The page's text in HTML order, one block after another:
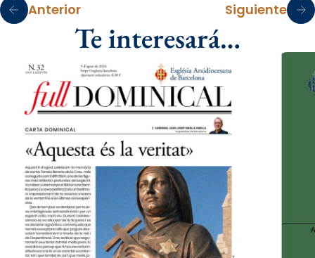
Anterior Siguiente
Te interesará…